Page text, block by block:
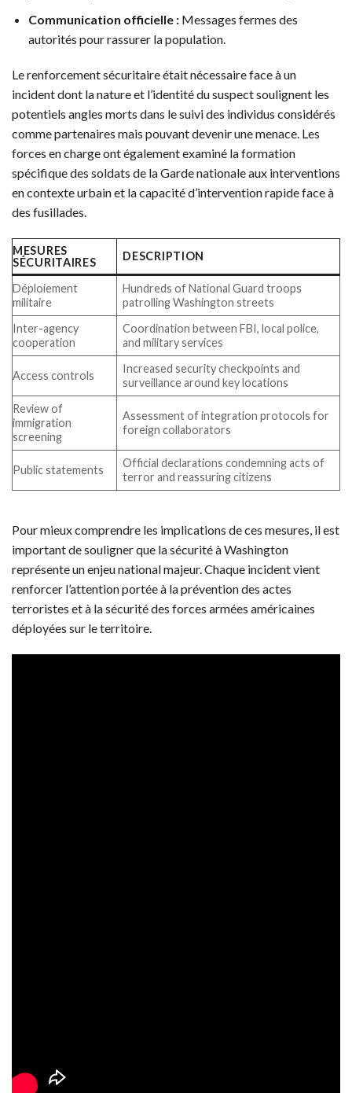
Communication officielle :Messages fermes des
autorités pour rassurer la population.
Le renforcement sécuritaire était nécessaire face à un
incident dont la nature et l’identité du suspect soulignent les
potentiels angles morts dans le suivi des individus considérés
comme partenaires mais pouvant devenir une menace. Les
forces en charge ont également examiné la formation
spécifique des soldats de la Garde nationale aux interventions
en contexte urbain et la capacité d’intervention rapide face à
des fusillades.
MESURES
SÉCURITAIRES
DESCRIPTION
Déploiement
militaire
Hundreds of National Guard troops
patrolling Washington streets
Inter-agency
cooperation
Coordination between FBI, local police,
and military services
Access controls
Increased security checkpoints and
surveillance around key locations
Review of
immigration
screening
Assessment of integration protocols for
foreign collaborators
Public statements
Official declarations condemning acts of
terror and reassuring citizens
Pour mieux comprendre les implications de ces mesures, il est
important de souligner que la sécurité à Washington
représente un enjeu national majeur. Chaque incident vient
renforcer l’attention portée à la prévention des actes
terroristes et à la sécurité des forces armées américaines
déployées sur le territoire.